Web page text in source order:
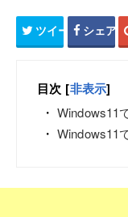
ツイート シェア
目次 [非表示]
Windows11
Windows11